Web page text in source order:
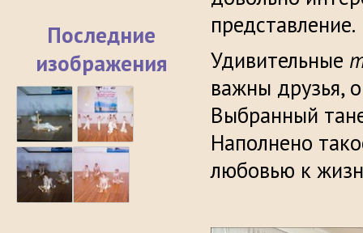
Последние
изображения
представление.
Удивительные
важны друзья,
Выбранный
Наполнено
любовью к